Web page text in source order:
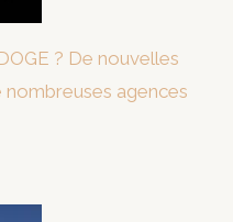
? De nouvelles
agences